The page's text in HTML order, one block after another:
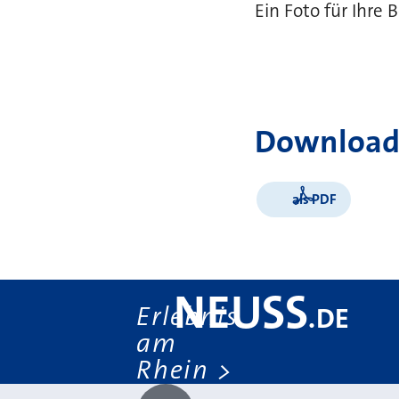
Ein Foto für Ihre
als PDF
Erlebnis
am
Rhein
NEUSS.DE